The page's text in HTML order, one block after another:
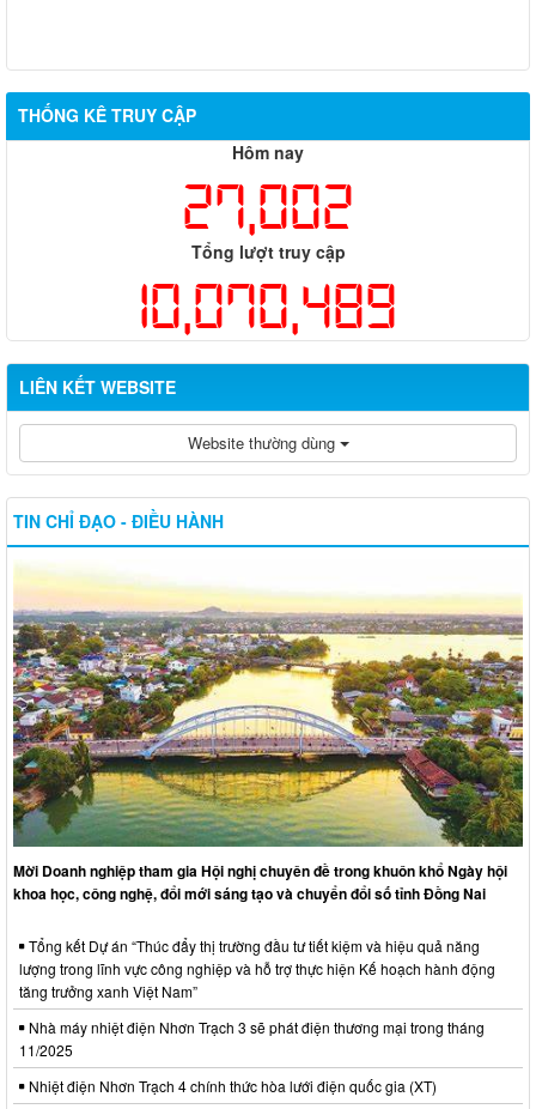
THỐNG KÊ TRUY CẬP
Hôm nay
27,002
Tổng lượt truy cập
10,070,489
LIÊN KẾT WEBSITE
Website thường dùng
TIN CHỈ ĐẠO - ĐIỀU HÀNH
Mời Doanh nghiệp tham gia Hội nghị chuyên đề trong khuôn khổ Ngày hội
khoa học, công nghệ, đổi mới sáng tạo và chuyển đổi số tỉnh Đồng Nai
Tổng kết Dự án “Thúc đẩy thị trường đầu tư tiết kiệm và hiệu quả năng
lượng trong lĩnh vực công nghiệp và hỗ trợ thực hiện Kế hoạch hành động
tăng trưởng xanh Việt Nam”
Nhà máy nhiệt điện Nhơn Trạch 3 sẽ phát điện thương mại trong tháng
11/2025
Nhiệt điện Nhơn Trạch 4 chính thức hòa lưới điện quốc gia (XT)